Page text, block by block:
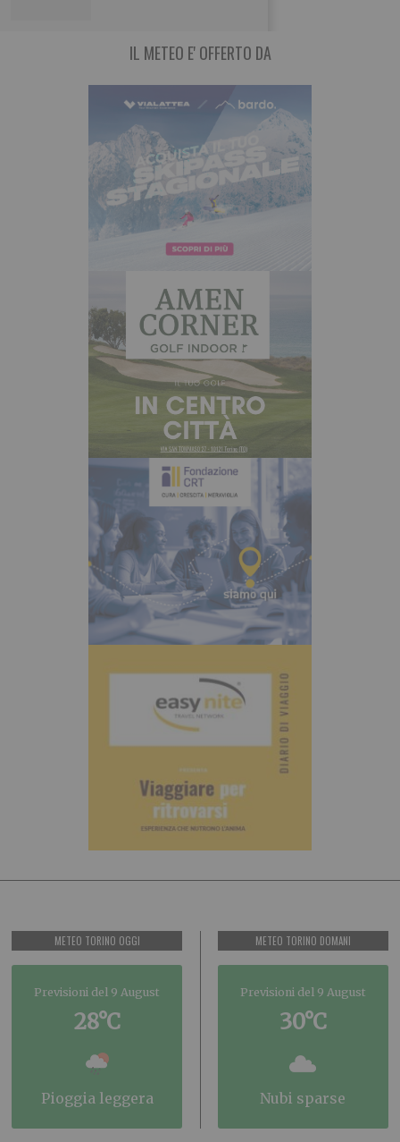
IL METEO E' OFFERTO DA
METEO TORINO OGGI
Previsioni del 9 August
28°C
pioggia leggera
METEO TORINO DOMANI
Previsioni del 9 August
30°C
nubi sparse